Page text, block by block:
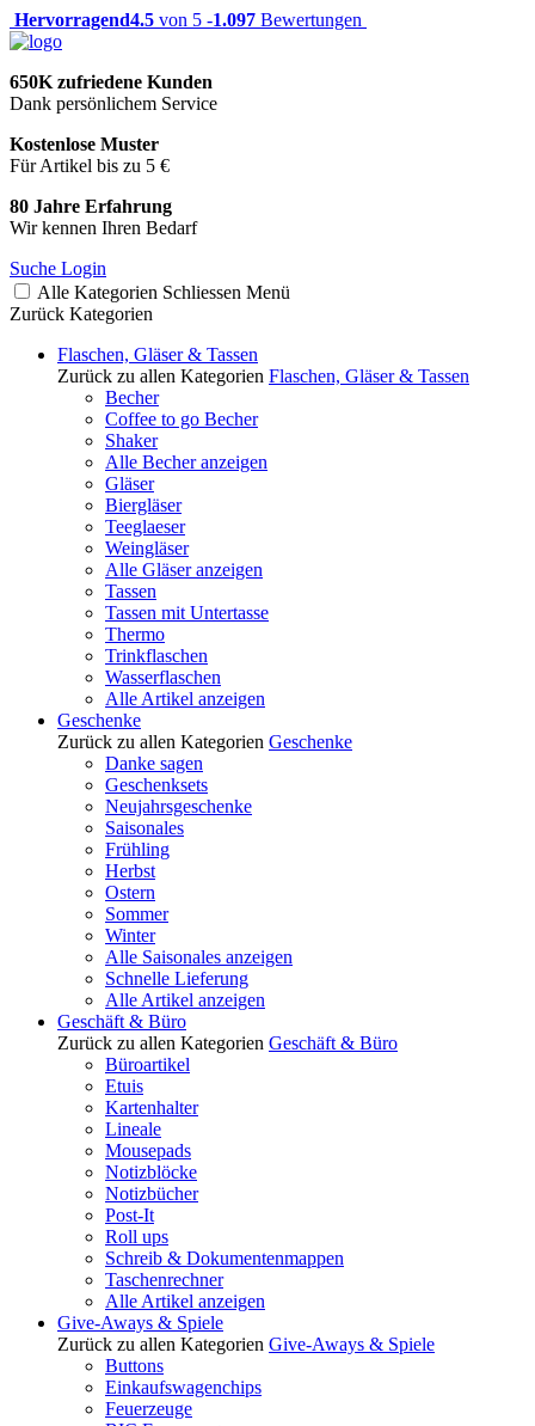
Hervorragend4.5 von 5 -1.097 Bewertungen
650K zufriedene Kunden
Dank persönlichem Service
Kostenlose Muster
Für Artikel bis zu 5 €
80 Jahre Erfahrung
Wir kennen Ihren Bedarf
Suche Login
Alle Kategorien Schliessen Menü
Zurück Kategorien
Flaschen, Gläser & Tassen
Zurück zu allen Kategorien Flaschen, Gläser & Tassen
Becher
Coffee to go Becher
Shaker
Alle Becher anzeigen
Gläser
Biergläser
Teeglaeser
Weingläser
Alle Gläser anzeigen
Tassen
Tassen mit Untertasse
Thermo
Trinkflaschen
Wasserflaschen
Alle Artikel anzeigen
Geschenke
Zurück zu allen Kategorien Geschenke
Danke sagen
Geschenksets
Neujahrsgeschenke
Saisonales
Frühling
Herbst
Ostern
Sommer
Winter
Alle Saisonales anzeigen
Schnelle Lieferung
Alle Artikel anzeigen
Geschäft & Büro
Zurück zu allen Kategorien Geschäft & Büro
Büroartikel
Etuis
Kartenhalter
Lineale
Mousepads
Notizblöcke
Notizbücher
Post-It
Roll ups
Schreib & Dokumentenmappen
Taschenrechner
Alle Artikel anzeigen
Give-Aways & Spiele
Zurück zu allen Kategorien Give-Aways & Spiele
Buttons
Einkaufswagenchips
Feuerzeuge